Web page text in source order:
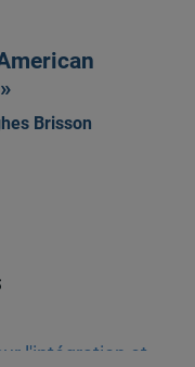
Brisson
l'intégration et